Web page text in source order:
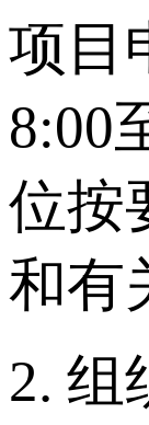
项目
8:00
位按
和有
2. 组